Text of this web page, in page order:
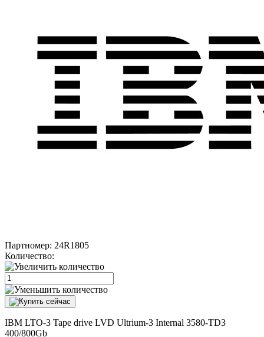
Партномер: 24R1805
Количество:
IBM LTO-3 Tape drive LVD Ultrium-3 Internal 3580-TD3
400/800Gb